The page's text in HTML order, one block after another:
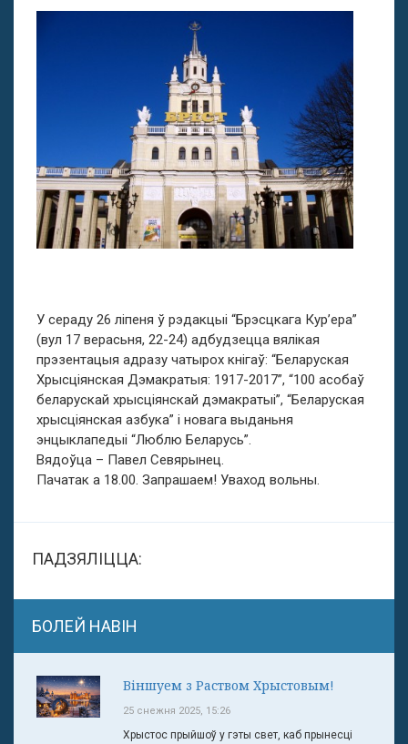
У сераду 26 ліпеня ў рэдакцыі “Брэсцкага Кур’ера”
(вул 17 верасьня, 22-24) адбудзецца вялікая
прэзентацыя адразу чатырох кнігаў: “Беларуская
Хрысціянская Дэмакратыя: 1917-2017”, “100 асобаў
беларускай хрысціянскай дэмакратыі”, “Беларуская
хрысціянская азбука” і новага выданьня
энцыклапедыі “Люблю Беларусь”.
Вядоўца – Павел Севярынец.
Пачатак а 18.00. Запрашаем! Уваход вольны.
ПАДЗЯЛІЦЦА:
БОЛЕЙ НАВІН
Віншуем з Раством Хрыстовым!
25 снежня 2025, 15:26
Хрыстос прыйшоў у гэты свет, каб прынесці